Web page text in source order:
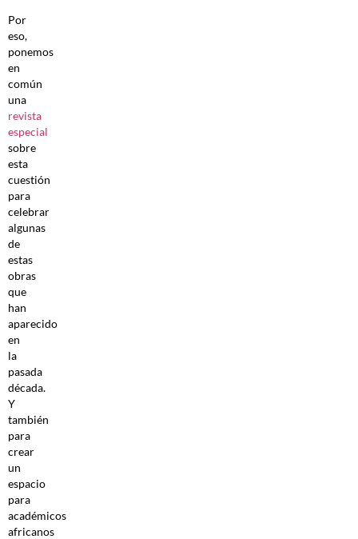
Por
eso,
ponemos
en
común
una
revista
especial
sobre
esta
cuestión
para
celebrar
algunas
de
estas
obras
que
han
aparecido
en
la
pasada
década.
Y
también
para
crear
un
espacio
para
académicos
africanos